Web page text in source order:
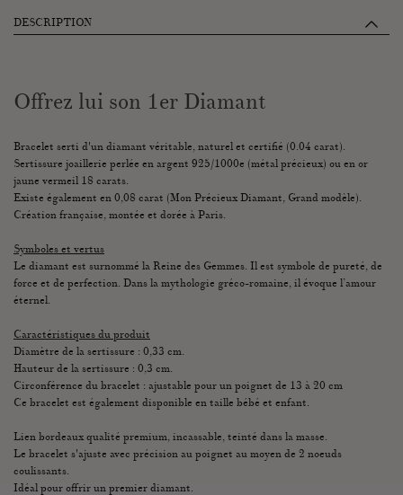
DESCRIPTION
Offrez lui son 1er Diamant
Bracelet serti d'un diamant véritable, naturel et certifié (0.04 carat).
Sertissure joaillerie perlée en argent 925/1000e (métal précieux) ou en or
jaune vermeil 18 carats.
Existe également en 0,08 carat (Mon Précieux Diamant, Grand modèle).
Création française, montée et dorée à Paris.
Symboles et vertus
Le diamant est surnommé la Reine des Gemmes. Il est symbole de pureté, de
force et de perfection. Dans la mythologie gréco-romaine, il évoque l’amour
éternel.
Caractéristiques du produit
Diamètre de la sertissure : 0,33 cm.
Hauteur de la sertissure : 0,3 cm.
Circonférence du bracelet : ajustable pour un poignet de 13 à 20 cm
Ce bracelet est également disponible en taille bébé et enfant.
Lien bordeaux qualité premium, incassable, teinté dans la masse.
Le bracelet s'ajuste avec précision au poignet au moyen de 2 noeuds
coulissants.
Idéal pour offrir un premier diamant.